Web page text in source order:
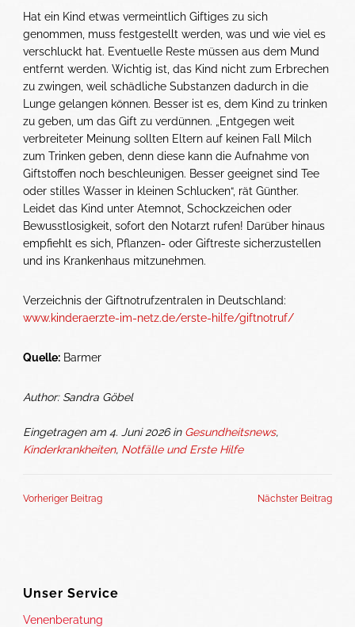
Hat ein Kind etwas vermeintlich Giftiges zu sich
genommen, muss festgestellt werden, was und wie viel es
verschluckt hat. Eventuelle Reste müssen aus dem Mund
entfernt werden. Wichtig ist, das Kind nicht zum Erbrechen
zu zwingen, weil schädliche Substanzen dadurch in die
Lunge gelangen können. Besser ist es, dem Kind zu trinken
zu geben, um das Gift zu verdünnen. „Entgegen weit
verbreiteter Meinung sollten Eltern auf keinen Fall Milch
zum Trinken geben, denn diese kann die Aufnahme von
Giftstoffen noch beschleunigen. Besser geeignet sind Tee
oder stilles Wasser in kleinen Schlucken“, rät Günther.
Leidet das Kind unter Atemnot, Schockzeichen oder
Bewusstlosigkeit, sofort den Notarzt rufen! Darüber hinaus
empfiehlt es sich, Pflanzen- oder Giftreste sicherzustellen
und ins Krankenhaus mitzunehmen.
Verzeichnis der Giftnotrufzentralen in Deutschland:
www.kinderaerzte-im-netz.de/erste-hilfe/giftnotruf/
Quelle: Barmer
Author: Sandra Göbel
Eingetragen am 4. Juni 2026 in Gesundheitsnews,
Kinderkrankheiten, Notfälle und Erste Hilfe
Vorheriger Beitrag Nächster Beitrag
Unser Service
Venenberatung